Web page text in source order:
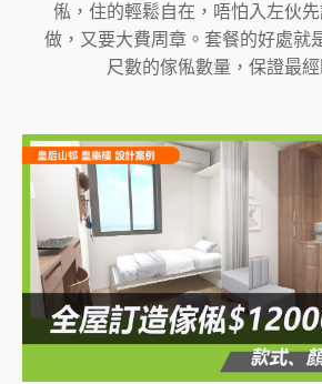
俬，住的輕鬆自在，唔怕入左伙
做，又要大費周章。套餐的好處就
尺數的傢俬數量，保證最經